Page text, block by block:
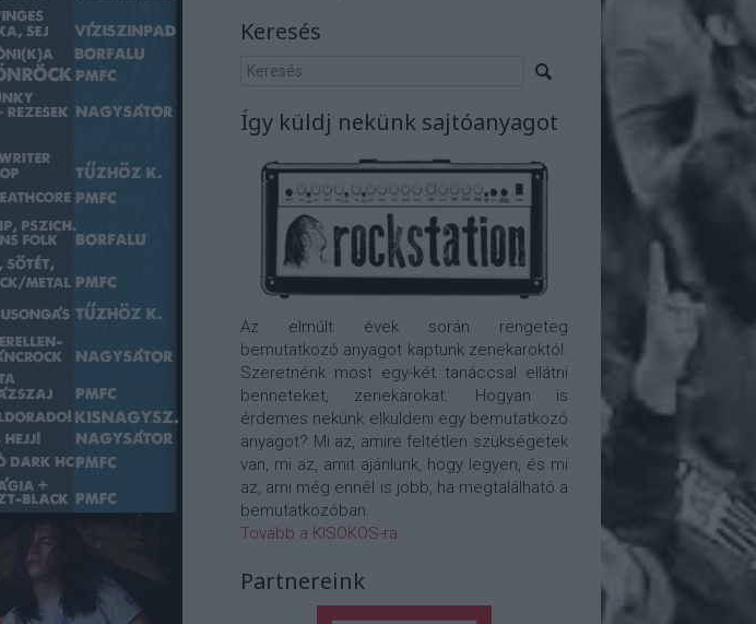
Keresés
Így küldj nekünk sajtóanyagot
Az elmúlt évek során rengeteg
bemutatkozó anyagot kaptunk zenekaroktól.
Szeretnénk most egy-két tanáccsal ellátni
benneteket, zenekarokat. Hogyan is
érdemes nekünk elküldeni egy bemutatkozó
anyagot? Mi az, amire feltétlen szükségetek
van, mi az, amit ajánlunk, hogy legyen, és mi
az, ami még ennél is jobb, ha megtalálható a
bemutatkozóban.
Tovább a KISOKOS-ra
Partnereink